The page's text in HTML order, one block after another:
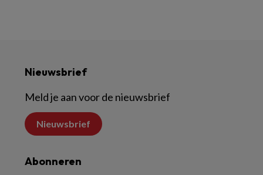
Nieuwsbrief
Meld je aan voor de nieuwsbrief
Nieuwsbrief
Abonneren